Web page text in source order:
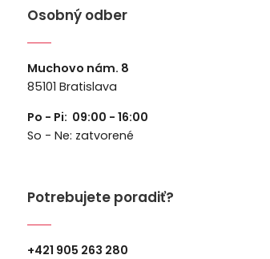
Osobný odber
Muchovo nám. 8
85101 Bratislava
Po - Pi: 09:00 - 16:00
So - Ne: zatvorené
Potrebujete poradiť?
+421 905 263 280